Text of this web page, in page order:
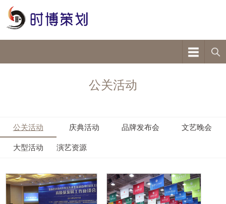
公关活动
公关活动 庆典活动 品牌发布会 文艺晚会
大型活动 演艺资源